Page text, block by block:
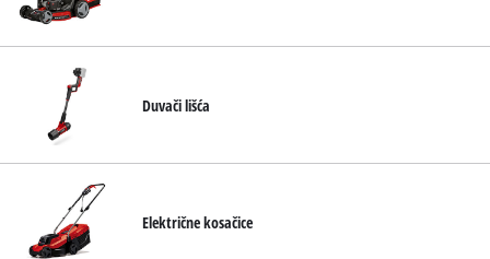
English
Duvači lišća
Električne kosačice